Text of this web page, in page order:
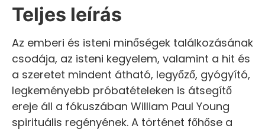
Teljes leírás
Az emberi és isteni minőségek találkozásának
csodája, az isteni kegyelem, valamint a hit és
a szeretet mindent átható, legyőző, gyógyító,
legkeményebb próbatételeken is átsegítő
ereje áll a fókuszában William Paul Young
spirituális regényének. A történet főhőse a